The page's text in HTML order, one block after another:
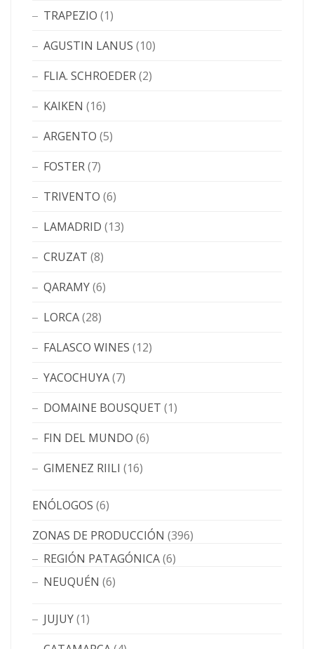
TRAPEZIO (1)
AGUSTIN LANUS (10)
FLIA. SCHROEDER(2)
KAIKEN (16)
ARGENTO (5)
FOSTER(7)
TRIVENTO (6)
LAMADRID (13)
CRUZAT (8)
QARAMY(6)
LORCA(28)
FALASCO WINES (12)
YACOCHUYA(7)
DOMAINE BOUSQUET (1)
FIN DEL MUNDO (6)
GIMENEZ RIILI (16)
ENÓLOGOS (6)
ZONAS DE PRODUCCIÓN (396)
REGIÓN PATAGÓNICA(6)
NEUQUÉN (6)
JUJUY(1)